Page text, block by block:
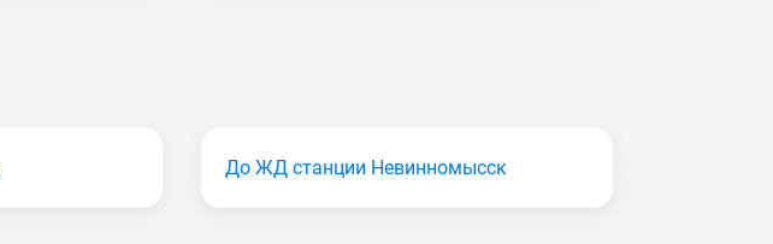
До ЖД станции Невинномысск